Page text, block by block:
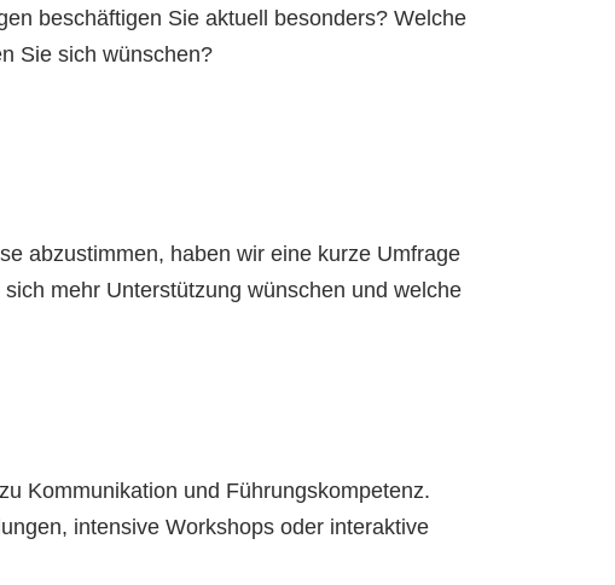
beschäftigen Sie aktuell besonders? Welche
Sie sich wünschen?
abzustimmen, haben wir eine kurze Umfrage
mehr Unterstützung wünschen und welche
Kommunikation und Führungskompetenz.
intensive Workshops oder interaktive